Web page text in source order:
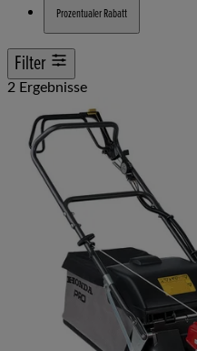
Prozentualer Rabatt
Filter
2 Ergebnisse